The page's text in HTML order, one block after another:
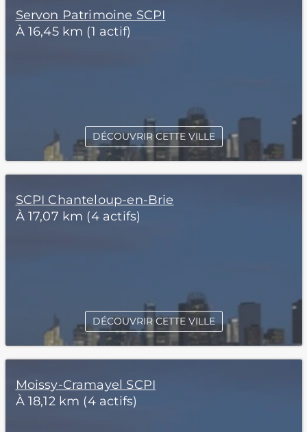
Servon Patrimoine SCPI
À 16,45 km (1 actif)
DÉCOUVRIR CETTE VILLE
SCPI Chanteloup-en-Brie
À 17,07 km (4 actifs)
DÉCOUVRIR CETTE VILLE
Moissy-Cramayel SCPI
À 18,12 km (4 actifs)